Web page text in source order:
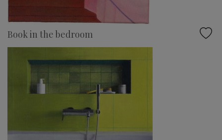
Book in the bedroom